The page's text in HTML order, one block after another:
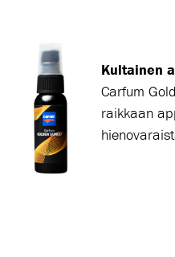
Kultainen
Carfum
raikkaan